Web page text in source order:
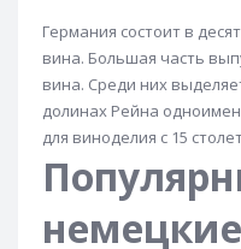
Итальянские белые
Красное сухое вино
Французское красное
Итальянское сухое
Французские белые
Германия состоит в
вина. Большая часть
вина. Среди них
долинах Рейна
для виноделия с 15